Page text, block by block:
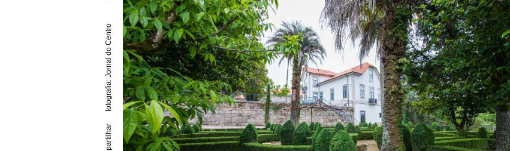
fotografia: Jornal do Centro
partilhar